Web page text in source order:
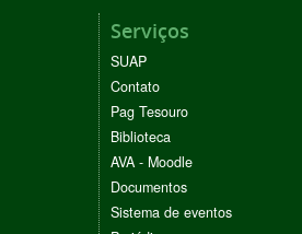
Serviços
SUAP
Contato
Pag Tesouro
Biblioteca
AVA - Moodle
Documentos
Sistema de eventos